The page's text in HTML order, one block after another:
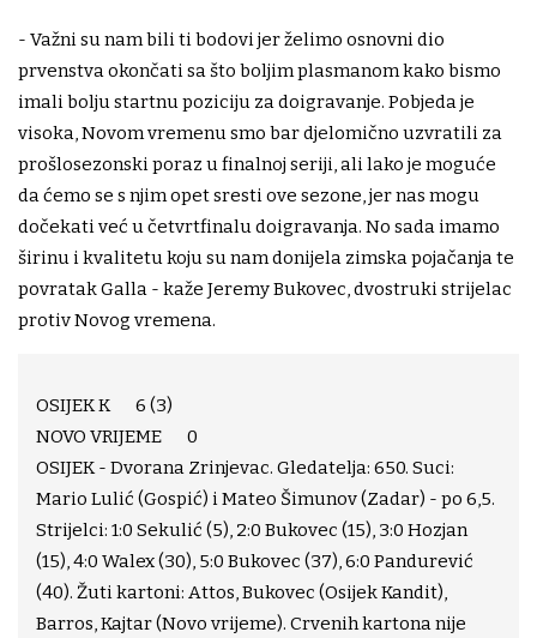
- Važni su nam bili ti bodovi jer želimo osnovni dio
prvenstva okončati sa što boljim plasmanom kako bismo
imali bolju startnu poziciju za doigravanje. Pobjeda je
visoka, Novom vremenu smo bar djelomično uzvratili za
prošlosezonski poraz u finalnoj seriji, ali lako je moguće
da ćemo se s njim opet sresti ove sezone, jer nas mogu
dočekati već u četvrtfinalu doigravanja. No sada imamo
širinu i kvalitetu koju su nam donijela zimska pojačanja te
povratak Galla - kaže Jeremy Bukovec, dvostruki strijelac
protiv Novog vremena.
OSIJEK K 6 (3)
NOVO VRIJEME 0
OSIJEK - Dvorana Zrinjevac. Gledatelja: 650. Suci:
Mario Lulić (Gospić) i Mateo Šimunov (Zadar) - po 6,5.
Strijelci: 1:0 Sekulić (5), 2:0 Bukovec (15), 3:0 Hozjan
(15), 4:0 Walex (30), 5:0 Bukovec (37), 6:0 Pandurević
(40). Žuti kartoni: Attos, Bukovec (Osijek Kandit),
Barros, Kajtar (Novo vrijeme). Crvenih kartona nije